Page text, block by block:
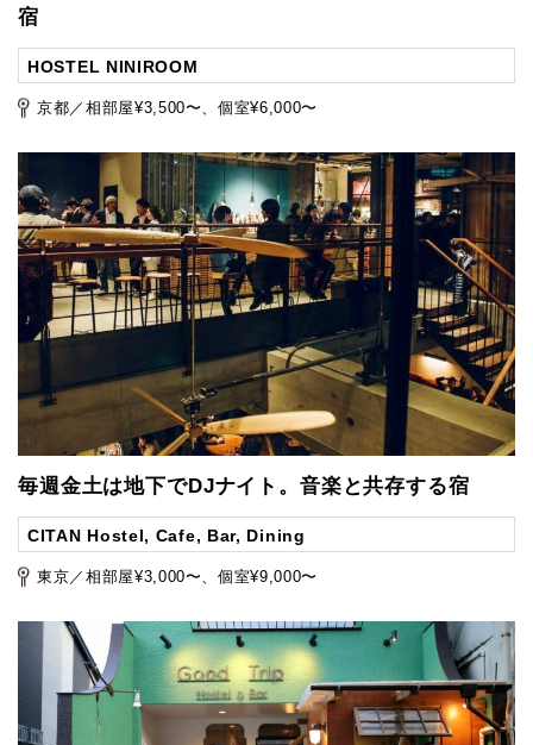
宿
HOSTEL NINIROOM
京都／相部屋¥3,500〜、個室¥6,000〜
毎週金土は地下でDJナイト。音楽と共存する宿
CITAN Hostel, Cafe, Bar, Dining
東京／相部屋¥3,000〜、個室¥9,000〜